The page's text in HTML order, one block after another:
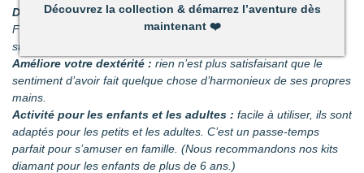
Détente et relaxation :La vie peut parfois être stressante.
Faites disparaître les tensions en divergeant votre attention du
stress du quotidien.
Améliore votre dextérité : rien n’est plus satisfaisant que le
sentiment d’avoir fait quelque chose d’harmonieux de ses propres
mains.
Activité pour les enfants et les adultes : facile à utiliser, ils sont
adaptés pour les petits et les adultes. C’est un passe-temps
parfait pour s’amuser en famille. (Nous recommandons nos kits
diamant pour les enfants de plus de 6 ans.)
Découvrez la collection & démarrez l’aventure dès
maintenant❤️